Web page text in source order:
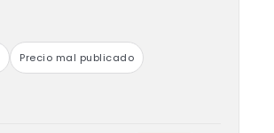
Precio mal publicado